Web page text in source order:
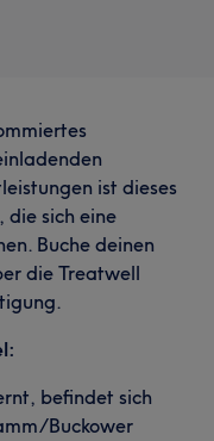
ist dieses
die sich eine
Buche deinen
die Treatwell
befindet sich
Buckower